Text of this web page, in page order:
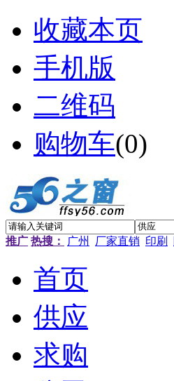
收藏本页
手机版
二维码
购物车(0)
推广 热搜： 广州 厂家直销 印刷
首页
供应
求购